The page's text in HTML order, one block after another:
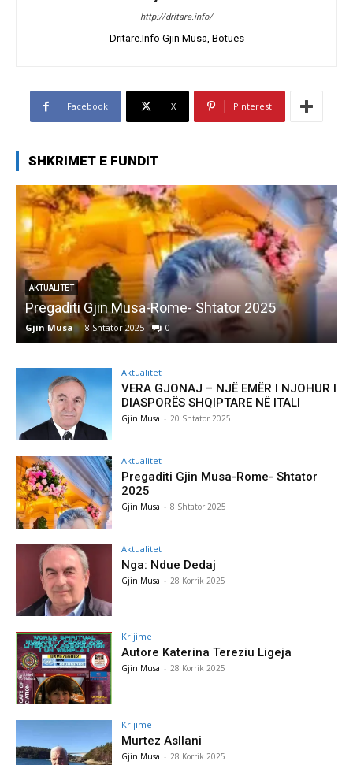
http://dritare.info/
Dritare.Info Gjin Musa, Botues
Facebook X Pinterest
SHKRIMET E FUNDIT
AKTUALITET
Pregaditi Gjin Musa-Rome- Shtator 2025
Gjin Musa - 8 Shtator 2025 0
Aktualitet
VERA GJONAJ – NJË EMËR I NJOHUR I
DIASPORËS SHQIPTARE NË ITALI
Gjin Musa - 20 Shtator 2025
Aktualitet
Pregaditi Gjin Musa-Rome- Shtator
2025
Gjin Musa - 8 Shtator 2025
Aktualitet
Nga: Ndue Dedaj
Gjin Musa - 28 Korrik 2025
Krijime
Autore Katerina Tereziu Ligeja
Gjin Musa - 28 Korrik 2025
Krijime
Murtez Asllani
Gjin Musa - 28 Korrik 2025